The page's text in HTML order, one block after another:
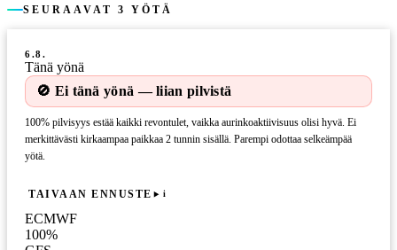
SEURAAVAT 3 YÖTÄ
6.8.
Tänä yönä
🚫 Ei tänä yönä — liian pilvistä
100% pilvisyys estää kaikki revontulet, vaikka aurinkoaktiivisuus olisi hyvä. Ei
merkittävästi kirkaampaa paikkaa 2 tunnin sisällä. Parempi odottaa selkeämpää
yötä.
TAIVAAN ENNUSTE i
ECMWF
100%